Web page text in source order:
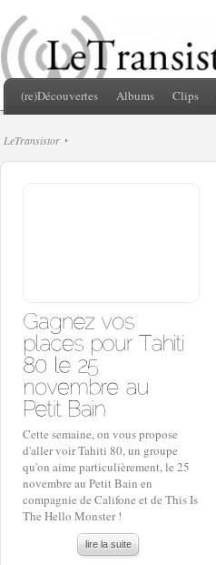
(re)Découvertes Albums Clips
LeTransistor
Cette semaine, on vous propose
d'aller voir Tahiti 80, un groupe
qu'on aime particulièrement, le 25
novembre au Petit Bain en
compagnie de Califone et de This Is
The Hello Monster !
lire la suite